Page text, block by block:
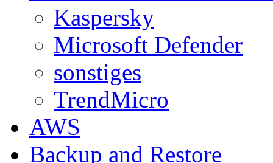
Kaspersky
Microsoft Defender
sonstiges
TrendMicro
AWS
Backup and Restore